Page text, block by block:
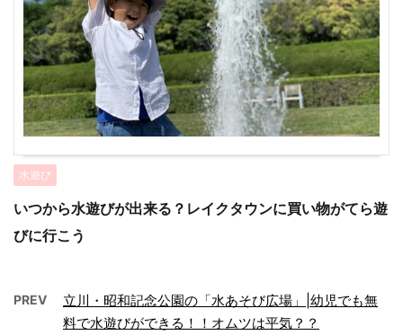
水遊び
いつから水遊びが出来る？レイクタウンに買い物がてら遊
びに行こう
PREV
立川・昭和記念公園の「水あそび広場」|幼児でも無
料で水遊びができる！！オムツは平気？？